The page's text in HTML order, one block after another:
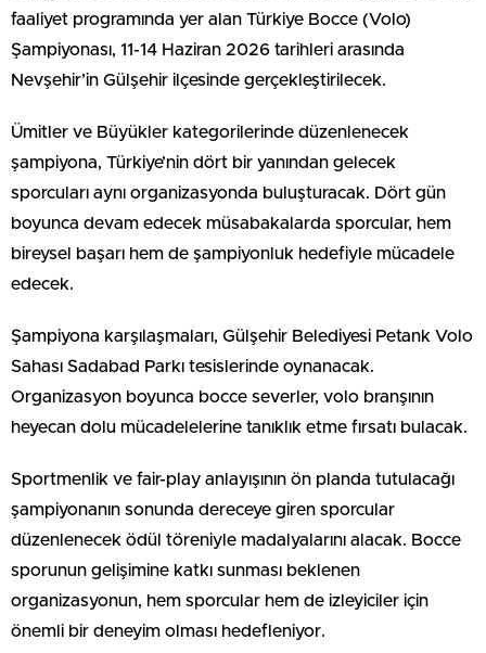
faaliyet programında yer alan Türkiye Bocce (Volo)
Şampiyonası, 11-14 Haziran 2026 tarihleri arasında
Nevşehir’in Gülşehir ilçesinde gerçekleştirilecek.
Ümitler ve Büyükler kategorilerinde düzenlenecek
şampiyona, Türkiye’nin dört bir yanından gelecek
sporcuları aynı organizasyonda buluşturacak. Dört gün
boyunca devam edecek müsabakalarda sporcular, hem
bireysel başarı hem de şampiyonluk hedefiyle mücadele
edecek.
Şampiyona karşılaşmaları, Gülşehir Belediyesi Petank Volo
Sahası Sadabad Parkı tesislerinde oynanacak.
Organizasyon boyunca bocce severler, volo branşının
heyecan dolu mücadelelerine tanıklık etme fırsatı bulacak.
Sportmenlik ve fair-play anlayışının ön planda tutulacağı
şampiyonanın sonunda dereceye giren sporcular
düzenlenecek ödül töreniyle madalyalarını alacak. Bocce
sporunun gelişimine katkı sunması beklenen
organizasyonun, hem sporcular hem de izleyiciler için
önemli bir deneyim olması hedefleniyor.